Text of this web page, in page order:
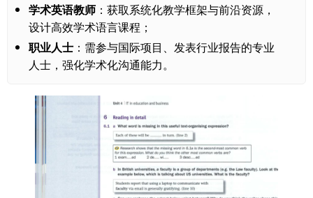
学术英语教师 ：获取系统化教学框架与前沿资源，
设计高效学术语言课程；
职业人士 ：需参与国际项目、发表行业报告的专业
人士，强化学术化沟通能力。